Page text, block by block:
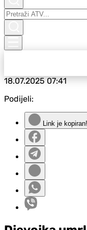
18.07.202507:41
Podijeli:
Link je kopiran!